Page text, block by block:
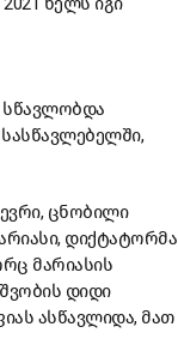
სწავლობდა
ცნობილი
დიქტატორმა
მარიასის
დიდი
ასწავლიდა, მათ